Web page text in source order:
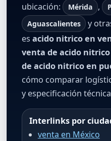
ubicación:
Mérida ,
Aguascalientes
y
es acido nitrico en
venta de acido
de acido nitrico en
cómo comparar
y especificación
Interlinks por
venta en México